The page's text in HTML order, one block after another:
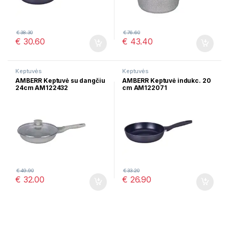
€ 30.60
€38.30
€ 43.40
€76.60
Keptuvės
AMBERR Keptuvė su dangčiu
24cm AM122432
€ 32.00
€49.90
Keptuvės
AMBERR Keptuvė indukc. 20
cm AM122071
€ 26.90
€33.20